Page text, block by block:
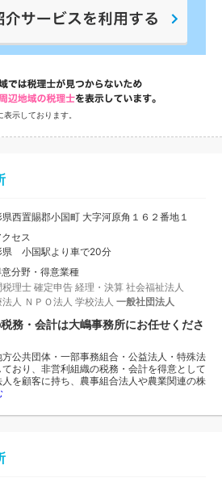
示しております。
県西置賜郡小国町 大字河原角１６２番地１
セス
県 小国駅より車で20分
分野・得意業種
税理士 確定申告 経理・決算 社会福祉法人
人 ＮＰＯ法人 学校法人 一般社団法人
務・会計は大嶋事務所にお任せくださ
公共団体・一部事務組合・公益法人・特殊法
おり、非営利組織の税務・会計を得意として
を顧客に持ち、農事組合法人や農業関連の株